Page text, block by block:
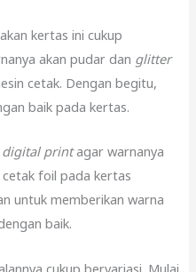
kertas ini cukup
akan pudar dan glitter
cetak. Dengan begitu,
baik pada kertas.
digital printagar warnanya
cetak foil pada kertas
untuk memberikan warna
baik.
cukup bervariasi. Mulai